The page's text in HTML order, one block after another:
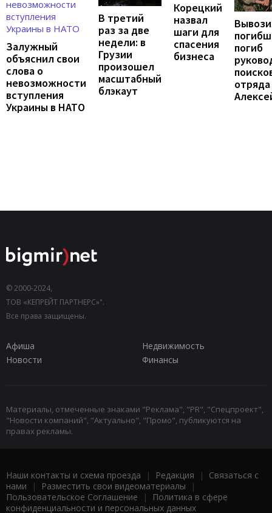
Залужный
объяснил свои
слова о
невозможности
вступления
Украины в НАТО
В третий
раз за две
недели: в
Грузии
произошел
масштабный
блэкаут
Корецкий
назвал
шаги для
спасения
бизнеса
погиб
отряда
© 2000-2024,
ТОВ «КЕПРЕЙТ ПАРТНЕРС»".
Все права защищены.
Афиша
Недвижимость
Новости
Финансы
Материалы, отмеченные знаками "Реклама", "PR", "Спецпроект",
"Новости компаний", "Актуально", "Промо", публикуются на
правах рекламы.
Наши контакты и схема проезда | Редакция | Связаться с
нами | Разместить свои видеоматериалы |
Пользовательское Соглашение |
Политика в сфере
конфиденциальности и персональных данных